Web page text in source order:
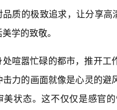
质的极致追求，让分享高
学的致敬。
处喧嚣忙碌的都市，推开
力的画面就像是心灵的
美状态。这不仅仅是感官